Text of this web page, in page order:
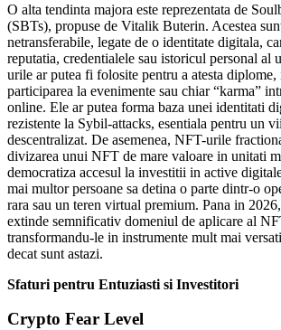
O alta tendinta majora este reprezentata de
(SBTs), propuse de Vitalik Buterin. Acestea
netransferabile, legate de o identitate digitala,
reputatia, credentialele sau istoricul personal al
urile ar putea fi folosite pentru a atesta
participarea la evenimente sau chiar “karma”
online. Ele ar putea forma baza unei identitati
rezistente la Sybil-attacks, esentiala pentru un
descentralizat. De asemenea, NFT-urile
divizarea unui NFT de mare valoare in unitati
democratiza accesul la investitii in active
mai multor persoane sa detina o parte dintr-o
rara sau un teren virtual premium. Pana in
extinde semnificativ domeniul de aplicare al
transformandu-le in instrumente mult mai
decat sunt astazi.
Sfaturi pentru Entuziasti si Investitori
Crypto Fear Level